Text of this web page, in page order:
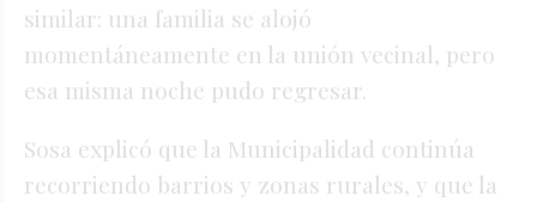
similar: una familia se alojó
momentáneamente en la unión vecinal, pero
esa misma noche pudo regresar.
Sosa explicó que la Municipalidad continúa
recorriendo barrios y zonas rurales, y que la